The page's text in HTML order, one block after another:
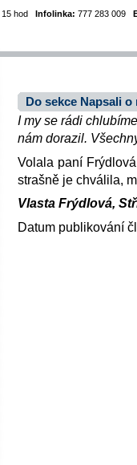
15 hod Infolinka: 777 283 009
Do sekce Napsali
I my se rádi
nám dorazil.
Volala paní
strašně je chválila,
Vlasta Frýdlová,
Datum publikování